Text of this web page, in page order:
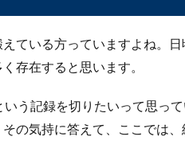
とは？引退後待ち受ける過酷な
グ。プロボクシングになろうと決意する方
ている方っていますよね。日
存在すると思います。
う記録を切りたいって思っ
の気持に答えて、ここでは